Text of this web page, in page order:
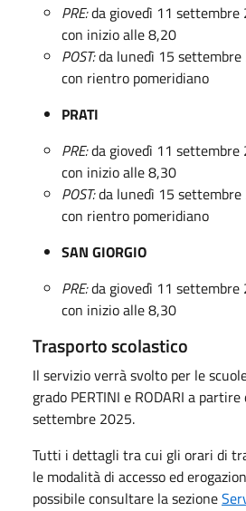
PRE:da giovedì 11 settembre
con inizio alle 8,20
POST:da lunedì 15 settembre
con rientro pomeridiano
PRATI
PRE:da giovedì 11 settembre
con inizio alle 8,30
POST:da lunedì 15 settembre
con rientro pomeridiano
SAN GIORGIO
PRE:da giovedì 11 settembre
con inizio alle 8,30
Trasporto scolastico
Il servizio verrà svolto per le
grado PERTINI e RODARI a
settembre 2025.
Tutti i dettagli tra cui gli orari di
le modalità di accesso ed
possibile consultare la sezione